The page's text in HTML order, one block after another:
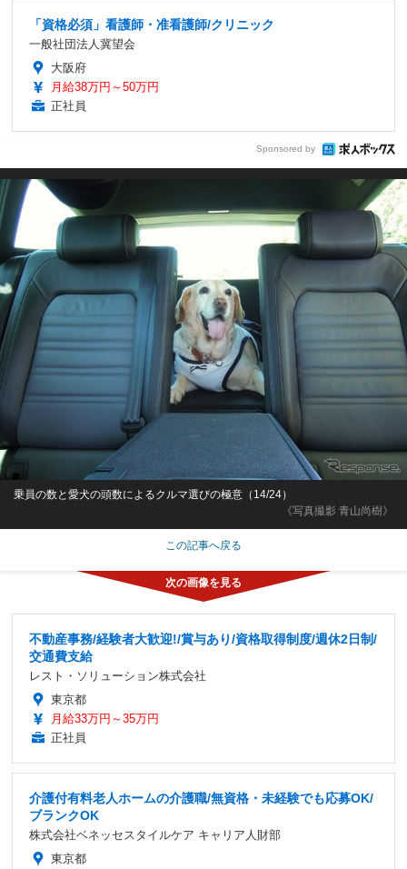
「資格必須」看護師・准看護師/クリニック
一般社団法人冀望会
大阪府
月給38万円～50万円
正社員
Sponsored by
《写真撮影 青山尚樹》
乗員の数と愛犬の頭数によるクルマ選びの極意（14/24）
この記事へ戻る
不動産事務/経験者大歓迎!/賞与あり/資格取得制度/週休2日制/
交通費支給
レスト・ソリューション株式会社
東京都
月給33万円～35万円
正社員
介護付有料老人ホームの介護職/無資格・未経験でも応募OK/
ブランクOK
株式会社ベネッセスタイルケア キャリア人財部
東京都